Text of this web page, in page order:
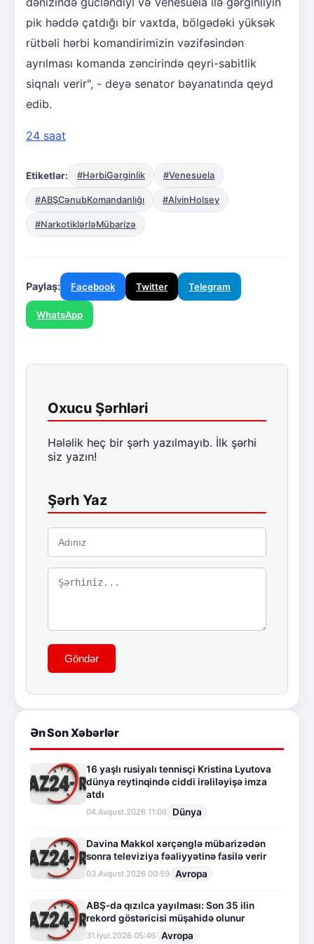
pik həddə çatdığı bir vaxtda, bölgədəki yüksək
rütbəli hərbi komandirimizin vəzifəsindən
ayrılması komanda zəncirində qeyri-sabitlik
siqnalı verir", - deyə senator bəyanatında qeyd
edib.
24 saat
Etiketlər: #HərbiGərginlik #Venesuela
#ABŞCənubKomandanlığı #AlvinHolsey
#NarkotiklərləMübarizə
Paylaş: Facebook Twitter Telegram
WhatsApp
Oxucu Şərhləri
Hələlik heç bir şərh yazılmayıb. İlk şərhi
siz yazın!
Şərh Yaz
Göndər
Ən Son Xəbərlər
16 yaşlı rusiyalı tennisçi Kristina Lyutova
dünya reytinqində ciddi irəliləyişə imza
atdı
04.Avqust.2026 11:06 Dünya
Davina Makkol xərçənglə mübarizədən
sonra televiziya fəaliyyətinə fasilə verir
03.Avqust.2026 00:59 Avropa
ABŞ-da qızılca yayılması: Son 35 ilin
rekord göstəricisi müşahidə olunur
31.İyul.2026 05:46 Avropa